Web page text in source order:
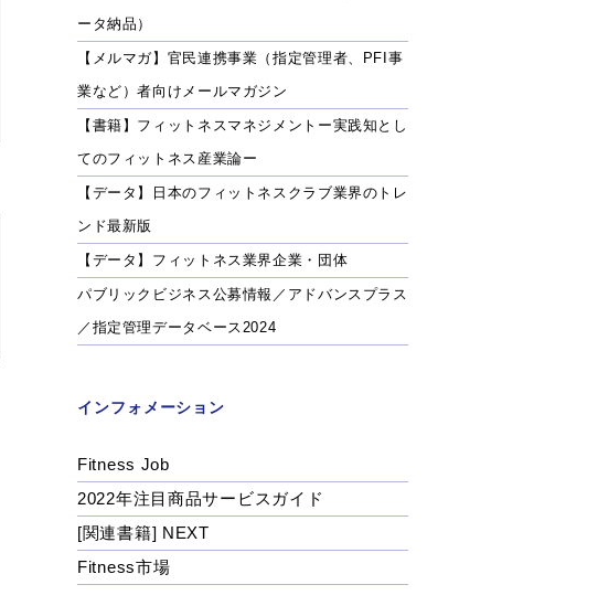
ータ納品）
【メルマガ】官民連携事業（指定管理者、PFI事
業など）者向けメールマガジン
【書籍】フィットネスマネジメントー実践知とし
てのフィットネス産業論ー
【データ】日本のフィットネスクラブ業界のトレ
ンド最新版
【データ】フィットネス業界企業・団体
パブリックビジネス公募情報／アドバンスプラス
／指定管理データベース2024
インフォメーション
Fitness Job
2022年注目商品サービスガイド
[関連書籍] NEXT
Fitness市場